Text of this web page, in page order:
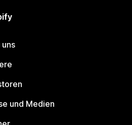
uns
und Medien